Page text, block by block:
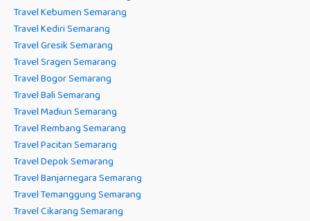
Travel Kebumen Semarang
Travel Kediri Semarang
Travel Gresik Semarang
Travel Sragen Semarang
Travel Bogor Semarang
Travel Bali Semarang
Travel Madiun Semarang
Travel Rembang Semarang
Travel Pacitan Semarang
Travel Depok Semarang
Travel Banjarnegara Semarang
Travel Temanggung Semarang
Travel Cikarang Semarang